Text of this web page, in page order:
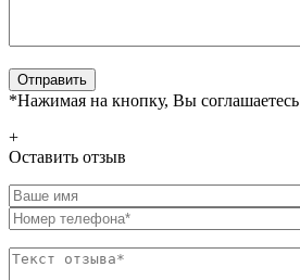
*Нажимая на кнопку, Вы соглашаетесь
+
Оставить отзыв